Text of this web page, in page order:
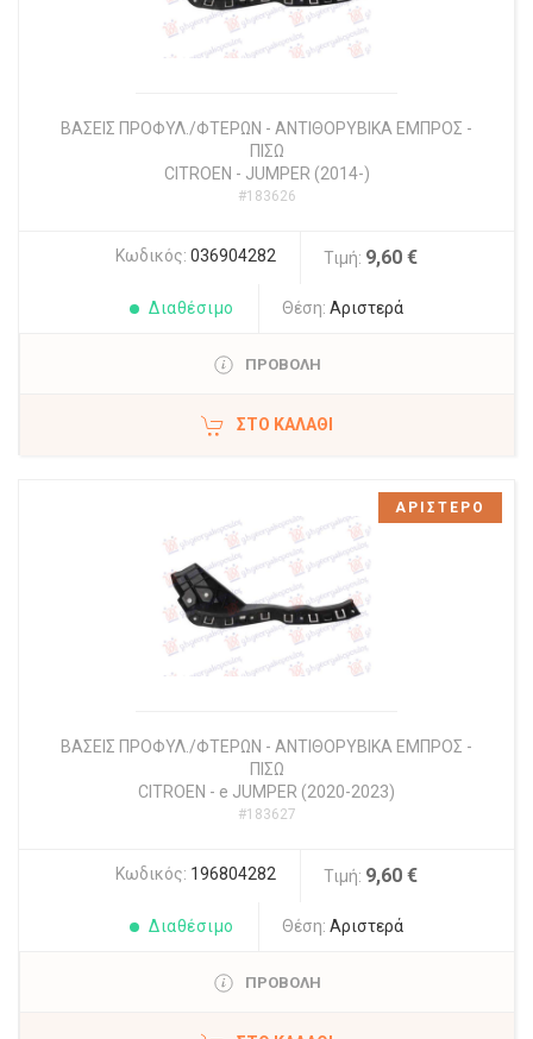
ΒΑΣΕΙΣ ΠΡΟΦΥΛ./ΦΤΕΡΩΝ - ΑΝΤΙΘΟΡΥΒΙΚΑ ΕΜΠΡΟΣ -
ΠΙΣΩ
CITROEN - JUMPER (2014-)
#183626
Κωδικός: 036904282 Τιμή: 9,60 €
Διαθέσιμο Θέση: Αριστερά
ΠΡΟΒΟΛΗ
ΣΤΟ ΚΑΛΆΘΙ
ΒΑΣΕΙΣ ΠΡΟΦΥΛ./ΦΤΕΡΩΝ - ΑΝΤΙΘΟΡΥΒΙΚΑ ΕΜΠΡΟΣ -
ΠΙΣΩ
CITROEN - e JUMPER (2020-2023)
#183627
Κωδικός: 196804282 Τιμή: 9,60 €
Διαθέσιμο Θέση: Αριστερά
ΠΡΟΒΟΛΗ
ΑΡΙΣΤΕΡΟ